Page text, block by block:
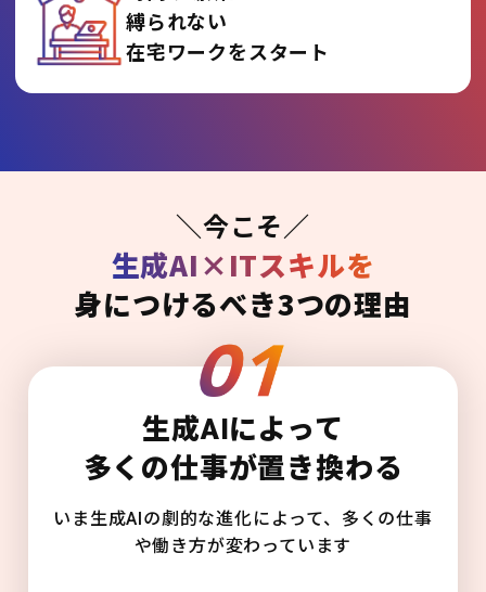
縛られない
在宅ワークをスタート
＼今こそ／
生成AI×ITスキルを
身につけるべき3つの理由
生成AIによって
多くの仕事が置き換わる
いま生成AIの劇的な進化によって、多くの仕事
や働き方が変わっています